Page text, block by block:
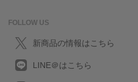
FOLLOW US
新商品の情報はこちら
LINE＠はこちら